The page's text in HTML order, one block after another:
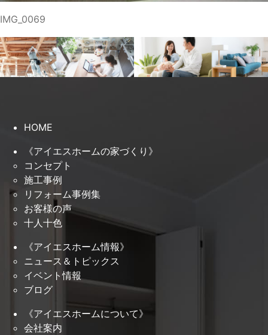
IMG_0069
HOME
《アイエスホームの家づくり》
コンセプト
施工事例
リフォーム事例集
お客様の声
十人十色
《アイエスホーム情報》
ニュース＆トピックス
イベント情報
ブログ
《アイエスホームについて》
会社案内